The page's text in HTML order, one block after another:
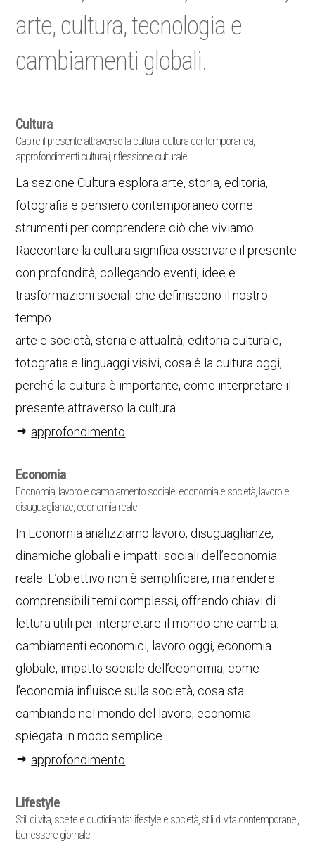
arte, cultura, tecnologia e
cambiamenti globali.
Cultura
Capire il presente attraverso la cultura: cultura contemporanea,
approfondimenti culturali, riflessione culturale
La sezione Cultura esplora arte, storia, editoria,
fotografia e pensiero contemporaneo come
strumenti per comprendere ciò che viviamo.
Raccontare la cultura significa osservare il presente
con profondità, collegando eventi, idee e
trasformazioni sociali che definiscono il nostro
tempo.
arte e società, storia e attualità, editoria culturale,
fotografia e linguaggi visivi, cosa è la cultura oggi,
perché la cultura è importante, come interpretare il
presente attraverso la cultura
approfondimento
Economia
Economia, lavoro e cambiamento sociale: economia e società, lavoro e
disuguaglianze, economia reale
In Economia analizziamo lavoro, disuguaglianze,
dinamiche globali e impatti sociali dell’economia
reale. L’obiettivo non è semplificare, ma rendere
comprensibili temi complessi, offrendo chiavi di
lettura utili per interpretare il mondo che cambia.
cambiamenti economici, lavoro oggi, economia
globale, impatto sociale dell’economia, come
l’economia influisce sulla società, cosa sta
cambiando nel mondo del lavoro, economia
spiegata in modo semplice
approfondimento
Lifestyle
Stili di vita, scelte e quotidianità: lifestyle e società, stili di vita contemporanei,
benessere giornale